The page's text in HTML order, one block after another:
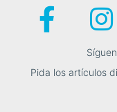
Pida los artículos